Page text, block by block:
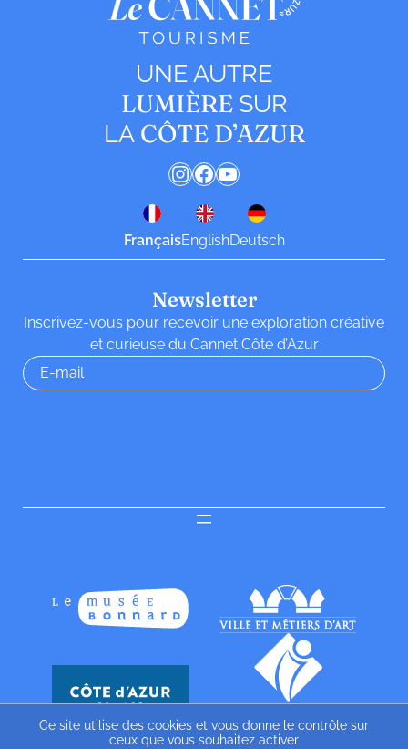
UNE AUTRE
LUMIÈRE SUR
LA CÔTE D’AZUR
Instagram
Facebook
YouTube
FrançaisEnglishDeutsch
Newsletter
Inscrivez-vous pour recevoir une exploration créative
et curieuse du Cannet Côte d’Azur
Ce site utilise des cookies et vous donne le contrôle sur
ceux que vous souhaitez activer